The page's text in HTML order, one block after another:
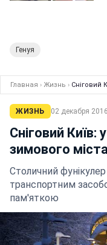
Генуя
Главная › Жизнь › Сніговий
ЖИЗНЬ 02 декабря
Сніговий Київ:
зимового
Столичний
транспортним
пам'яткою